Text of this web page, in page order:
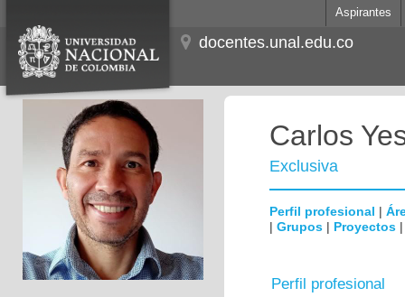
Aspirantes
docentes.unal.edu.co
Carlos
Exclusiva
Perfil profesional |
| Grupos | Proyectos
Perfil profesional